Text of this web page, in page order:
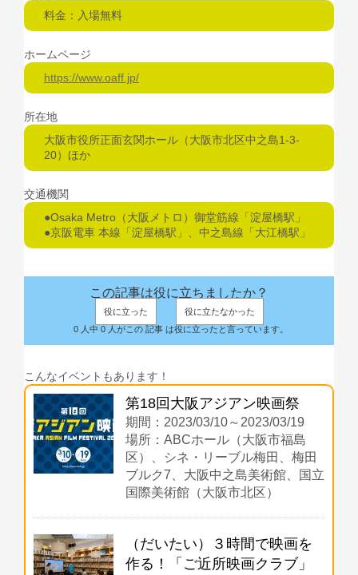
料金：入場無料
ホームページ
https://www.oaff.jp/
所在地
大阪市役所正面玄関ホール（大阪市北区中之島1-3-
20）ほか
交通機関
●Osaka Metro（大阪メトロ）御堂筋線「淀屋橋駅」
●京阪電車 本線「淀屋橋駅」、中之島線「大江橋駅」
この記事は役に立ちましたか？
役に立った
役に立たなかった
0 人中 0 人がこの 記事 は役に立ったと言っています。
こんなイベントもあります！
第18回大阪アジアン映画祭
期間：2023/03/10～2023/03/19
場所：ABCホール（大阪市福島
区）、シネ・リーブル梅田、梅田
ブルク7、大阪中之島美術館、国立
国際美術館（大阪市北区）
（だいたい）３時間で映画を
作る！「ご近所映画クラブ」